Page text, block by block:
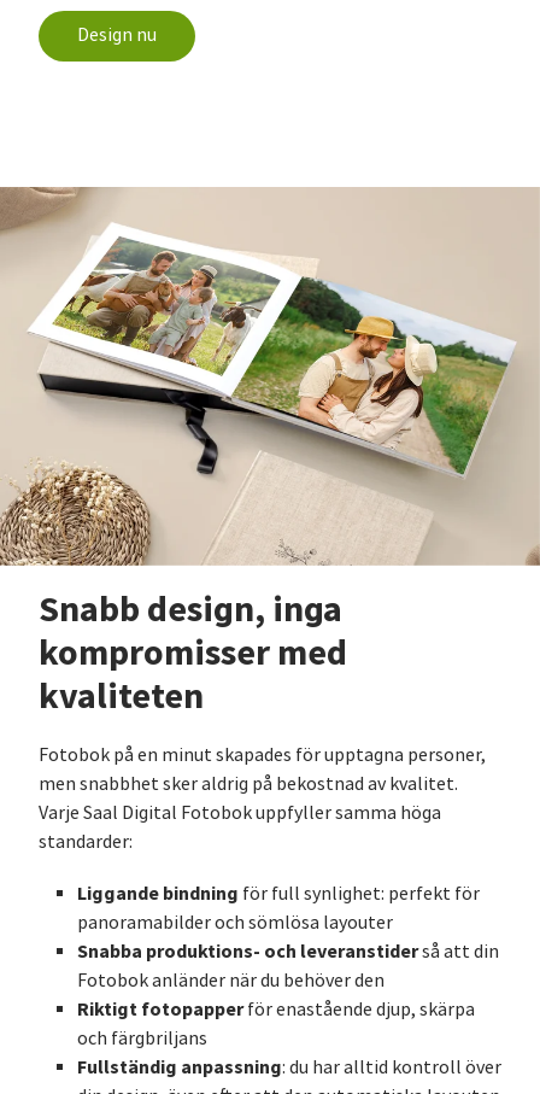
Design nu
Snabb design, inga
kompromisser med
kvaliteten
Fotobok på en minut skapades för upptagna personer,
men snabbhet sker aldrig på bekostnad av kvalitet.
Varje Saal Digital Fotobok uppfyller samma höga
standarder:
Liggande bindning för full synlighet: perfekt för
panoramabilder och sömlösa layouter
Snabba produktions- och leveranstiderså att din
Fotobok anländer när du behöver den
Riktigt fotopapperför enastående djup, skärpa
och färgbriljans
Fullständig anpassning: du har alltid kontroll över